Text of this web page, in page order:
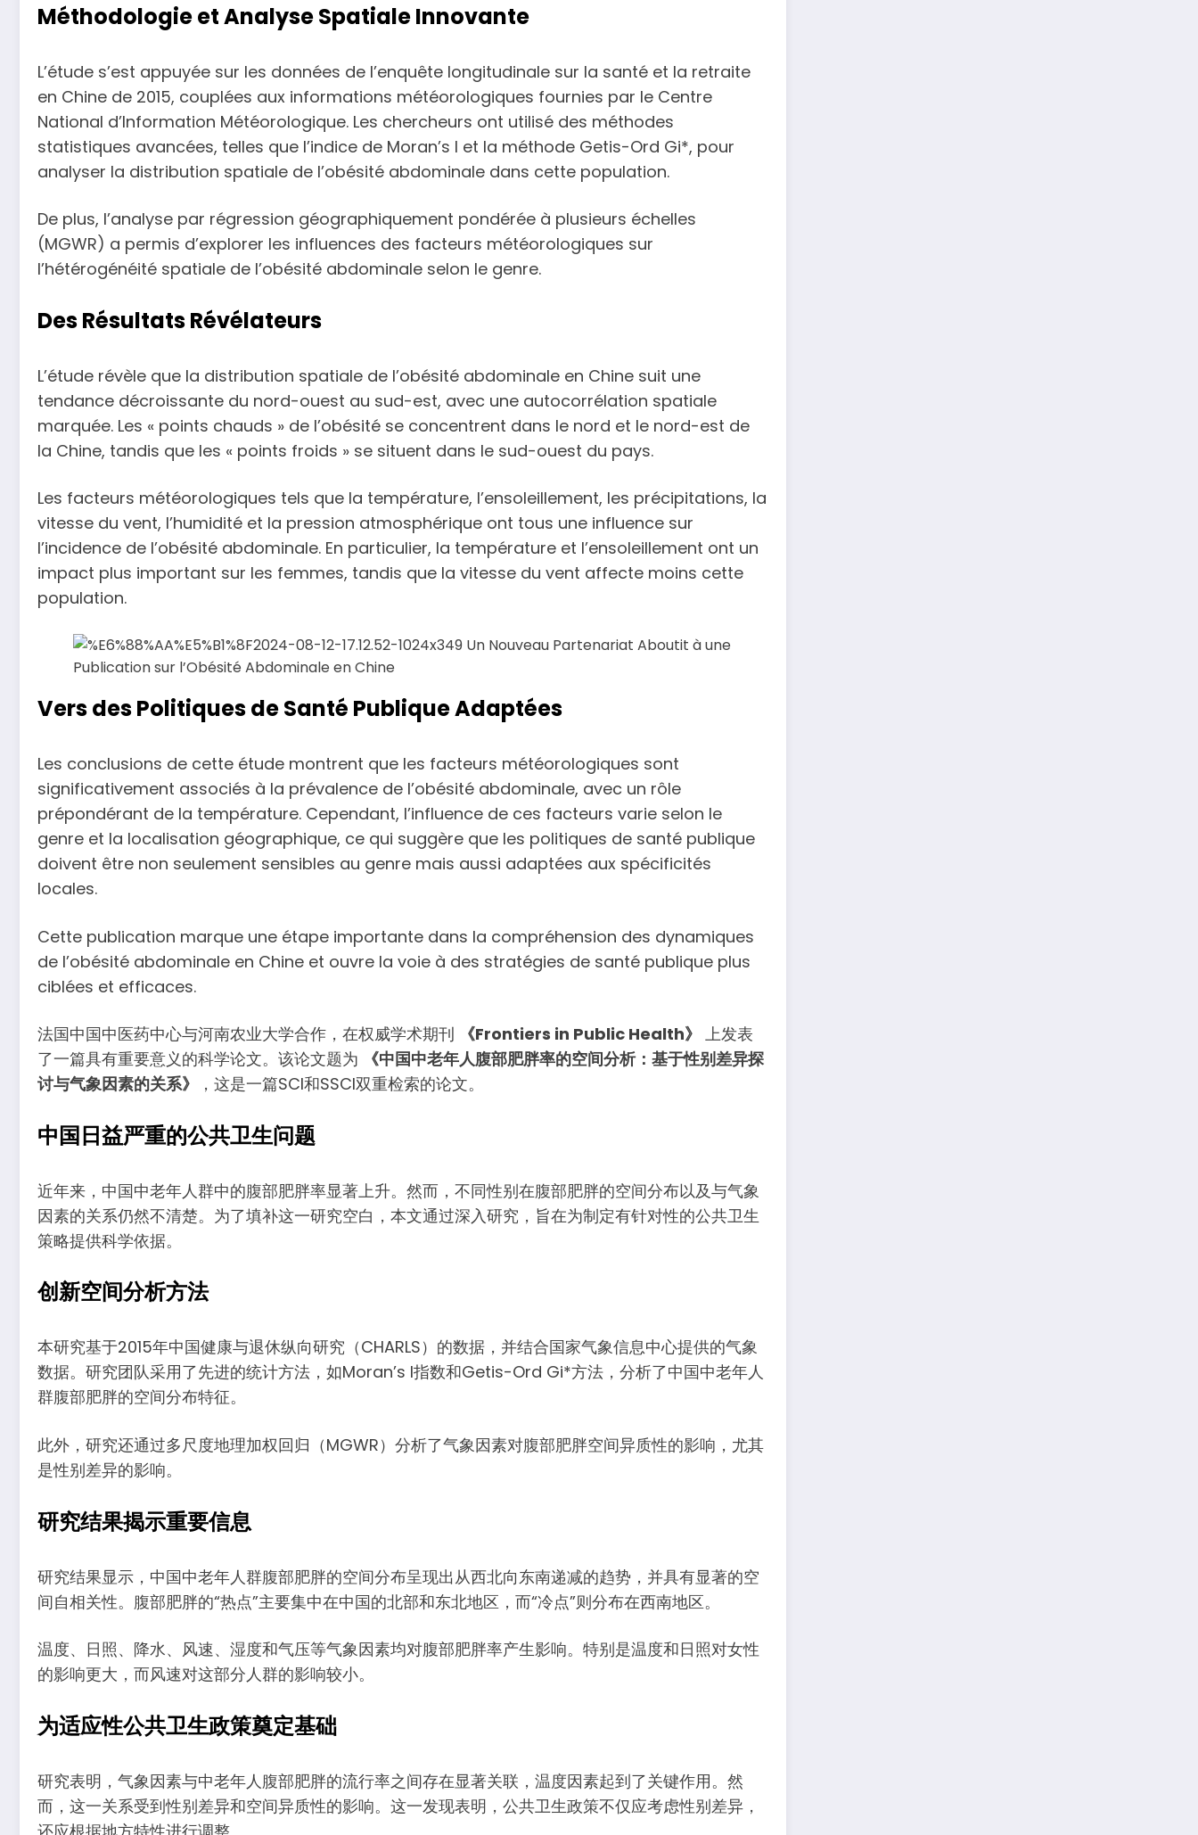
Méthodologie et Analyse Spatiale Innovante
L’étude s’est appuyée sur les données de l’enquête longitudinale sur la santé et la retraite
en Chine de 2015, couplées aux informations météorologiques fournies par le Centre
National d’Information Météorologique. Les chercheurs ont utilisé des méthodes
statistiques avancées, telles que l’indice de Moran’s I et la méthode Getis-Ord Gi*, pour
analyser la distribution spatiale de l’obésité abdominale dans cette population.
De plus, l’analyse par régression géographiquement pondérée à plusieurs échelles
(MGWR) a permis d’explorer les influences des facteurs météorologiques sur
l’hétérogénéité spatiale de l’obésité abdominale selon le genre.
Des Résultats Révélateurs
L’étude révèle que la distribution spatiale de l’obésité abdominale en Chine suit une
tendance décroissante du nord-ouest au sud-est, avec une autocorrélation spatiale
marquée. Les « points chauds » de l’obésité se concentrent dans le nord et le nord-est de
la Chine, tandis que les « points froids » se situent dans le sud-ouest du pays.
Les facteurs météorologiques tels que la température, l’ensoleillement, les précipitations, la
vitesse du vent, l’humidité et la pression atmosphérique ont tous une influence sur
l’incidence de l’obésité abdominale. En particulier, la température et l’ensoleillement ont un
impact plus important sur les femmes, tandis que la vitesse du vent affecte moins cette
population.
Vers des Politiques de Santé Publique Adaptées
Les conclusions de cette étude montrent que les facteurs météorologiques sont
significativement associés à la prévalence de l’obésité abdominale, avec un rôle
prépondérant de la température. Cependant, l’influence de ces facteurs varie selon le
genre et la localisation géographique, ce qui suggère que les politiques de santé publique
doivent être non seulement sensibles au genre mais aussi adaptées aux spécificités
locales.
Cette publication marque une étape importante dans la compréhension des dynamiques
de l’obésité abdominale en Chine et ouvre la voie à des stratégies de santé publique plus
ciblées et efficaces.
法国中国中医药中心与河南农业大学合作，在权威学术期刊 《Frontiers in Public Health》 上发表
了一篇具有重要意义的科学论文。该论文题为
《中国中老年人腹部肥胖率的空间分析：基于性别差异探
讨与气象因素的关系》
，这是一篇SCI和SSCI双重检索的论文。
中国日益严重的公共卫生问题
近年来，中国中老年人群中的腹部肥胖率显著上升。然而，不同性别在腹部肥胖的空间分布以及与气象
因素的关系仍然不清楚。为了填补这一研究空白，本文通过深入研究，旨在为制定有针对性的公共卫生
策略提供科学依据。
创新空间分析方法
本研究基于2015年中国健康与退休纵向研究（CHARLS）的数据，并结合国家气象信息中心提供的气象
数据。研究团队采用了先进的统计方法，如Moran’s I指数和Getis-Ord Gi*方法，分析了中国中老年人
群腹部肥胖的空间分布特征。
此外，研究还通过多尺度地理加权回归（MGWR）分析了气象因素对腹部肥胖空间异质性的影响，尤其
是性别差异的影响。
研究结果揭示重要信息
研究结果显示，中国中老年人群腹部肥胖的空间分布呈现出从西北向东南递减的趋势，并具有显著的空
间自相关性。腹部肥胖的“热点”主要集中在中国的北部和东北地区，而“冷点”则分布在西南地区。
温度、日照、降水、风速、湿度和气压等气象因素均对腹部肥胖率产生影响。特别是温度和日照对女性
的影响更大，而风速对这部分人群的影响较小。
为适应性公共卫生政策奠定基础
研究表明，气象因素与中老年人腹部肥胖的流行率之间存在显著关联，温度因素起到了关键作用。然
而，这一关系受到性别差异和空间异质性的影响。这一发现表明，公共卫生政策不仅应考虑性别差异，